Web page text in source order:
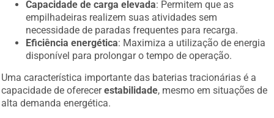
empilhadeiras realizem suas atividades sem
necessidade de paradas frequentes para recarga.
Eficiência energética: Maximiza a utilização de energia
disponível para prolongar o tempo de operação.
Uma característica importante das baterias tracionárias é a
capacidade de oferecerestabilidade , mesmo em situações de
alta demanda energética.